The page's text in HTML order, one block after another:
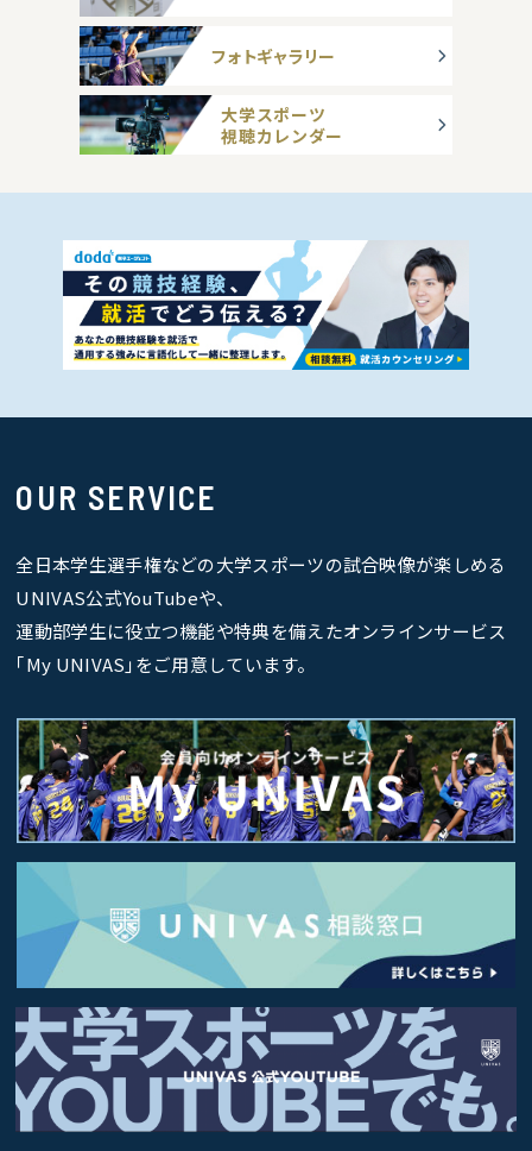
フォトギャラリー
大学スポーツ
視聴カレンダー
OUR SERVICE
全日本学生選手権などの大学スポーツの試合映像が楽しめる
UNIVAS公式YouTubeや、
運動部学生に役立つ機能や特典を備えたオンラインサービス
｢My UNIVAS｣をご用意しています。